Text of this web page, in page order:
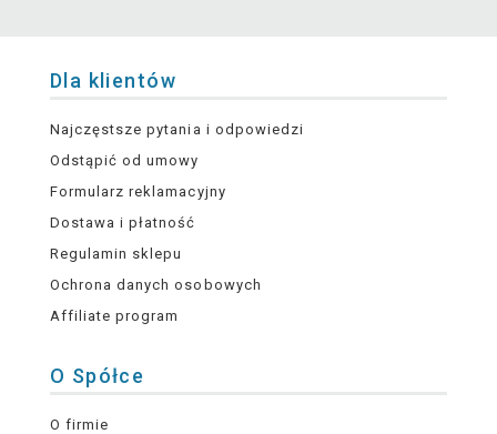
Dla klientów
Najczęstsze pytania i odpowiedzi
Odstąpić od umowy
Formularz reklamacyjny
Dostawa i płatność
Regulamin sklepu
Ochrona danych osobowych
Affiliate program
O Spółce
O firmie